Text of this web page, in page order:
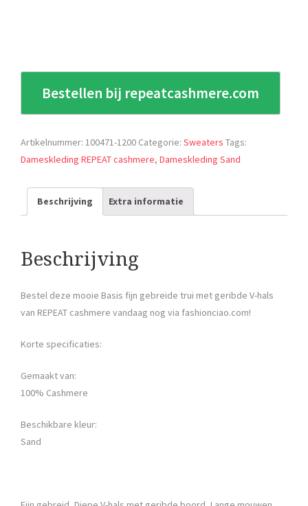
Bestellen bij repeatcashmere.com
Artikelnummer: 100471-1200 Categorie: Sweaters Tags:
Dameskleding REPEAT cashmere, Dameskleding Sand
Beschrijving Extra informatie
Beschrijving
Bestel deze mooie Basis fijn gebreide trui met geribde V-hals
van REPEAT cashmere vandaag nog via fashionciao.com!
Korte specificaties:
Gemaakt van:
100% Cashmere
Beschikbare kleur:
Sand